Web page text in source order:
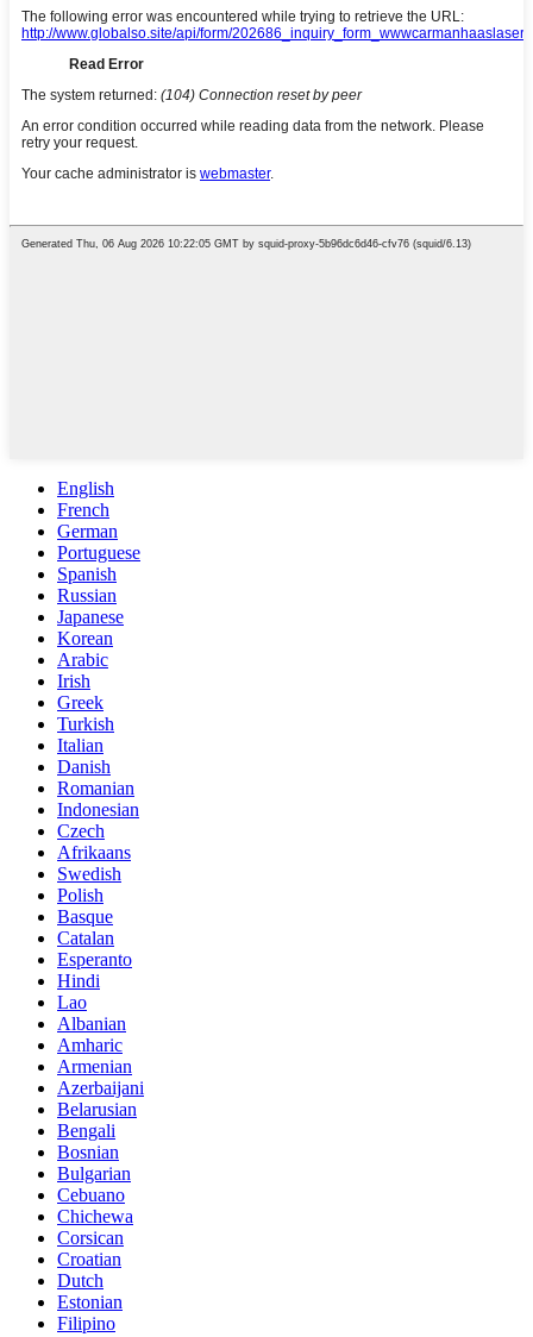
English
French
German
Portuguese
Spanish
Russian
Japanese
Korean
Arabic
Irish
Greek
Turkish
Italian
Danish
Romanian
Indonesian
Czech
Afrikaans
Swedish
Polish
Basque
Catalan
Esperanto
Hindi
Lao
Albanian
Amharic
Armenian
Azerbaijani
Belarusian
Bengali
Bosnian
Bulgarian
Cebuano
Chichewa
Corsican
Croatian
Dutch
Estonian
Filipino